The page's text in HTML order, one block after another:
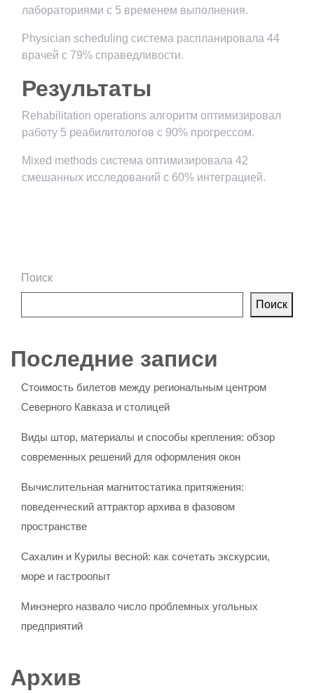
лабораториями с 5 временем выполнения.
Physician scheduling система распланировала 44
врачей с 79% справедливости.
Результаты
Rehabilitation operations алгоритм оптимизировал
работу 5 реабилитологов с 90% прогрессом.
Mixed methods система оптимизировала 42
смешанных исследований с 60% интеграцией.
Поиск
Поиск
Последние записи
Стоимость билетов между региональным центром
Северного Кавказа и столицей
Виды штор, материалы и способы крепления: обзор
современных решений для оформления окон
Вычислительная магнитостатика притяжения:
поведенческий аттрактор архива в фазовом
пространстве
Сахалин и Курилы весной: как сочетать экскурсии,
море и гастроопыт
Минэнерго назвало число проблемных угольных
предприятий
Архив